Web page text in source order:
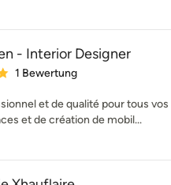
- Interior Designer
Bewertung: 5 von 5 Sternen
1 Bewertung
et de qualité pour tous
et de création de mobil...